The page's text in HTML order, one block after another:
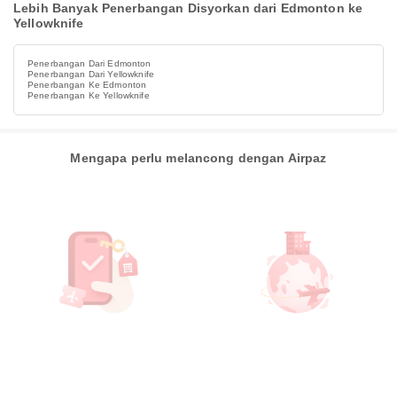
Lebih Banyak Penerbangan Disyorkan dari Edmonton ke
Yellowknife
Penerbangan Dari Edmonton
Penerbangan Dari Yellowknife
Penerbangan Ke Edmonton
Penerbangan Ke Yellowknife
Mengapa perlu melancong dengan Airpaz